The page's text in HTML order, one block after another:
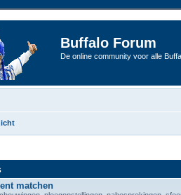
Buffalo Forum
De online community voor alle
matchen